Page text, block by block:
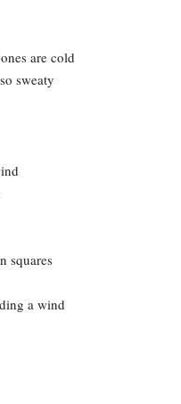
are cold
sweaty
squares
a wind